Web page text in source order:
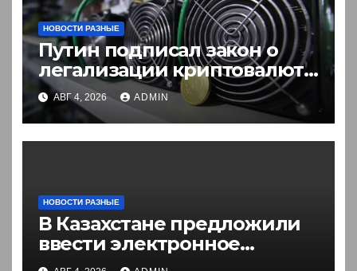
НОВОСТИ РАЗНЫЕ
Путин подписал закон о
легализации криптовалют
в России. Что нужно знать
АВГ 4, 2026 ADMIN
НОВОСТИ РАЗНЫЕ
В Казахстане предложили
ввести электронное
разрешение на въезд для